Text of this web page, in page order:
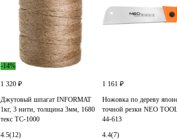
-14%
1 320 ₽
Джутовый шпагат INFORMAT
1кг, 3 нити, толщина 3мм, 1680
текс TC-1000
4.5(12)
1 161 ₽
Ножовка по дереву
точной резки NEO
44-613
4.4(7)